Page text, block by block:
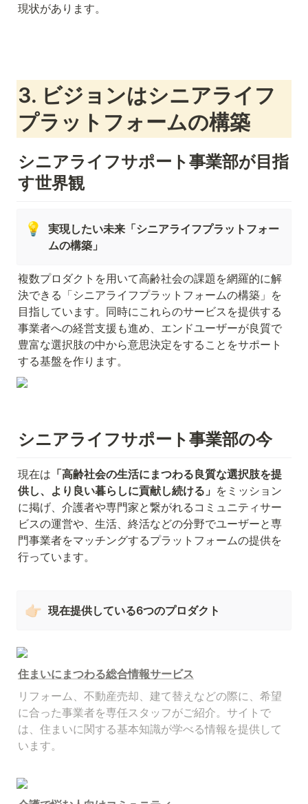
現状があります。
3. ビジョンはシニアライフ
プラットフォームの構築
シニアライフサポート事業部が目指
す世界観
💡
実現したい未来「シニアライフプラットフォー
ムの構築」
複数プロダクトを用いて高齢社会の課題を網羅的に解
決できる「シニアライフプラットフォームの構築」を
目指しています。同時にこれらのサービスを提供する
事業者への経営支援も進め、エンドユーザーが良質で
豊富な選択肢の中から意思決定をすることをサポート
する基盤を作ります。
シニアライフサポート事業部の今
現在は 「高齢社会の生活にまつわる良質な選択肢を提
供し、より良い暮らしに貢献し続ける」 をミッション
に掲げ、介護者や専門家と繋がれるコミュニティサー
ビスの運営や、生活、終活などの分野でユーザーと専
門事業者をマッチングするプラットフォームの提供を
行っています。
👉🏻 現在提供している6つのプロダクト
住まいにまつわる総合情報サービス
リフォーム、不動産売却、建て替えなどの際に、希望
に合った事業者を専任スタッフがご紹介。サイトで
は、住まいに関する基本知識が学べる情報を提供して
います。